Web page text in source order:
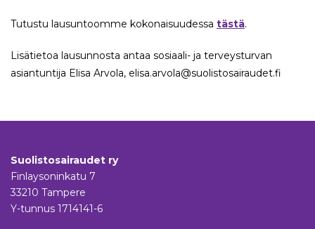
Tutustu lausuntoomme kokonaisuudessa tästä.
Lisätietoa lausunnosta antaa sosiaali- ja terveysturvan
asiantuntija Elisa Arvola, elisa.arvola@suolistosairaudet.fi
Suolistosairaudet ry
Finlaysoninkatu 7
33210 Tampere
Y-tunnus 1714141-6